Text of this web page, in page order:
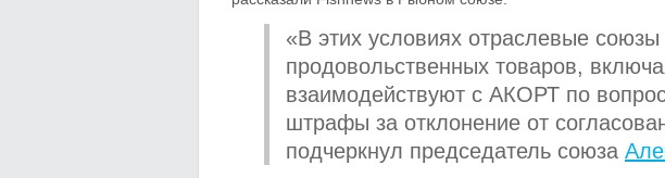
«В этих условиях отраслевые союзы
продовольственных товаров,
взаимодействуют с АКОРТ по
штрафы за отклонение от
подчеркнул председатель союза